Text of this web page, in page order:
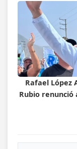
Rafael López
Rubio renunció